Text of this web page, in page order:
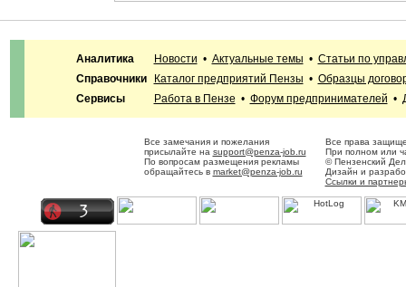
Аналитика Новости • Актуальные темы • Статьи по
Справочники
Каталог предприятий Пензы • Образцы
Сервисы
Работа в Пензе • Форум предпринимателей •
Все замечания и пожелания
присылайте на support@penza-job.ru
По вопросам размещения рекламы
обращайтесь в market@penza-job.ru
Все права
При полном или
© Пензенский
Дизайн и
Ссылки и